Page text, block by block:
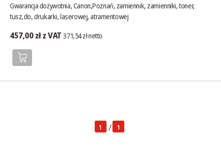
Gwarancja dożywotnia, Canon,Poznań, zamiennik, zamienniki, toner,
tusz,do, drukarki, laserowej, atramentowej
457,00 zł z VAT 371,54 zł netto
1 / 1